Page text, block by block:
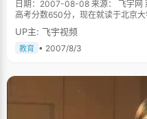
日期：2007-08-08 来源： 飞宇网 燕子 梁莹，2005年宁夏高考文科状元，
高考分数650分，现在就读于北京大学
大之后，梁莹开始蓄起了一头乌黑
子的形象不同，多了些女孩子柔媚
气，终于走出来了，呵，高考，真是件让人
生了，梁莹赶紧澄清说，自己的智
情，听家人话，听老师话，交代的
天生的。"在学习上，梁莹最大的优
UP主: 飞宇视频
教育 • 2007/8/3